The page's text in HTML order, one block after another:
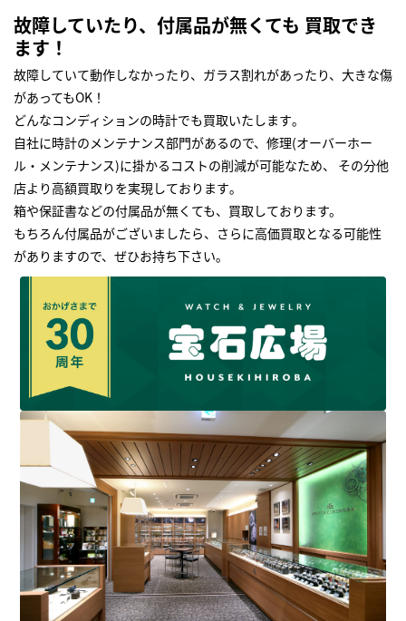
故障していたり、付属品が無くても 買取でき
ます！
故障していて動作しなかったり、ガラス割れがあったり、大きな傷
があってもOK！
どんなコンディションの時計でも買取いたします｡
自社に時計のメンテナンス部門があるので、修理(オーバーホー
ル・メンテナンス)に掛かるコストの削減が可能なため、 その分他
店より高額買取りを実現しております｡
箱や保証書などの付属品が無くても、買取しております。
もちろん付属品がございましたら、さらに高価買取となる可能性
がありますので、ぜひお持ち下さい｡